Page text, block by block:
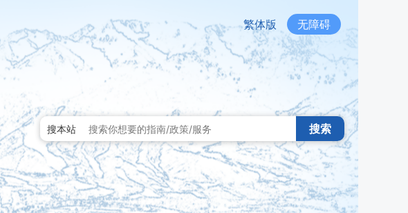
繁体版 无障碍
搜本站 搜索